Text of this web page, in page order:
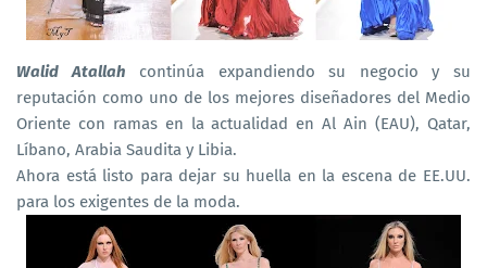
Walid Atallah continúa expandiendo su negocio y su
reputación como uno de los mejores diseñadores del Medio
Oriente con ramas en la actualidad en Al Ain (EAU), Qatar,
Líbano, Arabia Saudita y Libia.
Ahora está listo para dejar su huella en la escena de EE.UU.
para los exigentes de la moda.